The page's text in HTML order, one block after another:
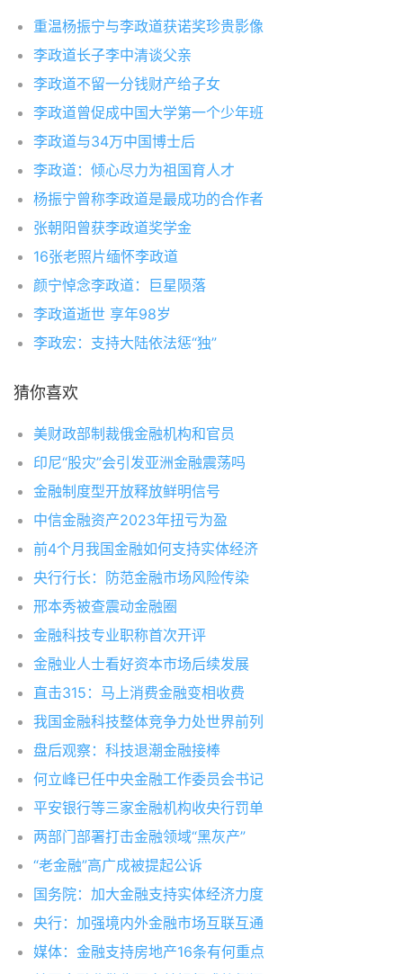
重温杨振宁与李政道获诺奖珍贵影像
李政道长子李中清谈父亲
李政道不留一分钱财产给子女
李政道曾促成中国大学第一个少年班
李政道与34万中国博士后
李政道：倾心尽力为祖国育人才
杨振宁曾称李政道是最成功的合作者
张朝阳曾获李政道奖学金
16张老照片缅怀李政道
颜宁悼念李政道：巨星陨落
李政道逝世 享年98岁
李政宏：支持大陆依法惩“独”
猜你喜欢
美财政部制裁俄金融机构和官员
印尼“股灾”会引发亚洲金融震荡吗
金融制度型开放释放鲜明信号
中信金融资产2023年扭亏为盈
前4个月我国金融如何支持实体经济
央行行长：防范金融市场风险传染
邢本秀被查震动金融圈
金融科技专业职称首次开评
金融业人士看好资本市场后续发展
直击315：马上消费金融变相收费
我国金融科技整体竞争力处世界前列
盘后观察：科技退潮金融接棒
何立峰已任中央金融工作委员会书记
平安银行等三家金融机构收央行罚单
两部门部署打击金融领域“黑灰产”
“老金融”高广成被提起公诉
国务院：加大金融支持实体经济力度
央行：加强境内外金融市场互联互通
媒体：金融支持房地产16条有何重点